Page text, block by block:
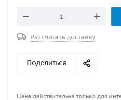
Рассчитать доставку
Поделиться
Цена действительна только для